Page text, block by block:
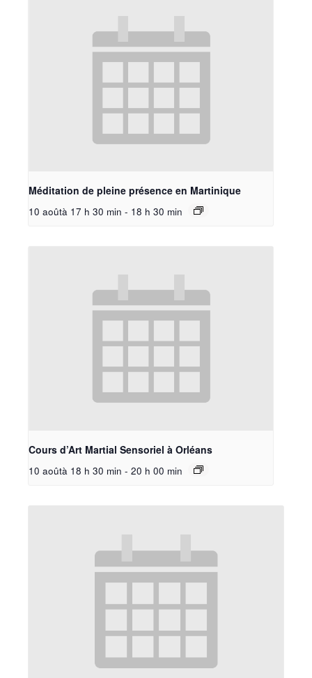
Méditation de pleine présence en Martinique
10 aoûtà 17 h 30 min - 18 h 30 min
Cours d’Art Martial Sensoriel à Orléans
10 aoûtà 18 h 30 min - 20 h 00 min